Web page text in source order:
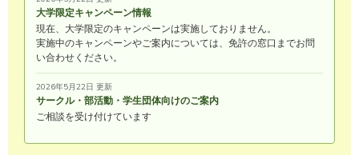
大学限定キャンペーン情報
現在、大学限定のキャンペーンは実施しておりません。
実施中のキャンペーンやご案内については、免許の窓口までお問
い合わせください。
2026年5月22日 更新
サークル・部活動・学生団体向けのご案内
ご相談を受け付けています